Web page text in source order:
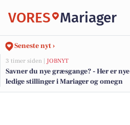
VORES Mariager
Seneste nyt ›
3 timer siden | JOBNYT
Savner du nye græsgange? - Her er nye
ledige stillinger i Mariager og omegn